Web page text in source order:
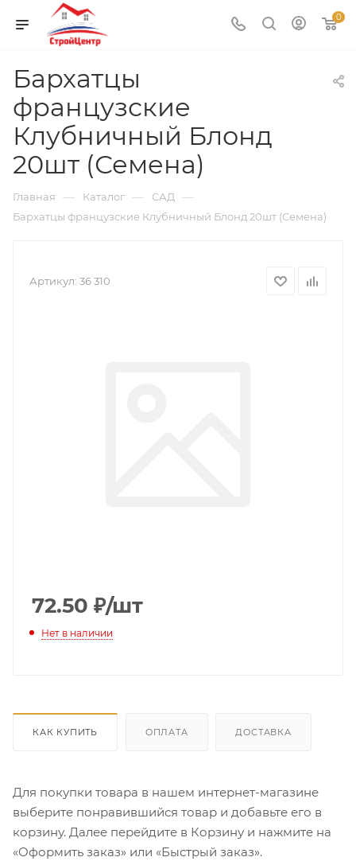
0
Бархатцы
французские
Клубничный Блонд
20шт (Семена)
Главная — Каталог — САД —
Бархатцы французские Клубничный Блонд 20шт (Семена)
Артикул: 36 310
72.50 ₽/шт
Нет в наличии
КАК КУПИТЬ ОПЛАТА ДОСТАВКА
Для покупки товара в нашем интернет-магазине
выберите понравившийся товар и добавьте его в
корзину. Далее перейдите в Корзину и нажмите на
«Оформить заказ» или «Быстрый заказ».